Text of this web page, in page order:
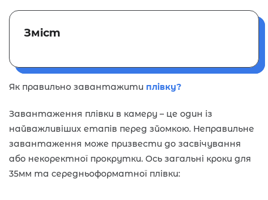
Зміст
Як правильно завантажити плівку?
Завантаження плівки в камеру – це один із
найважливіших етапів перед зйомкою. Неправильне
завантаження може призвести до засвічування
або некоректної прокрутки. Ось загальні кроки для
35мм та середньоформатної плівки: